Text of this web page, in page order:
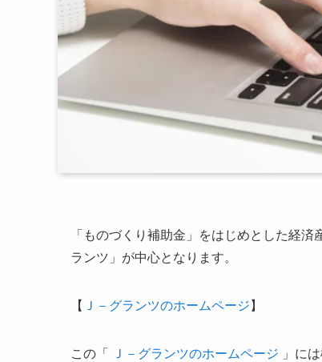
「ものづくり補助金」をはじめとした経
ランツ」が中心となります。
【 Ｊ－グランツのホームページ 】
この「 Ｊ－グランツのホームページ 」に